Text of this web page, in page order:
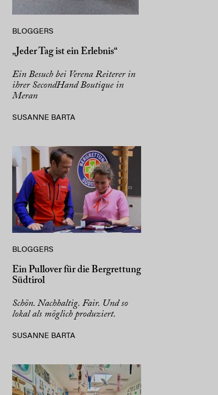
BLOGGERS
„Jeder Tag ist ein Erlebnis“
Ein Besuch bei Verena Reiterer in
ihrer SecondHand Boutique in
Meran
SUSANNE BARTA
BLOGGERS
Ein Pullover für die Bergrettung
Südtirol
Schön. Nachhaltig. Fair. Und so
lokal als möglich produziert.
SUSANNE BARTA